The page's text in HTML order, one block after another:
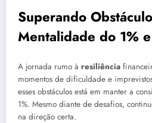
Superando
Mentalidade do 1%
A jornada rumo à resiliência
momentos de dificuldade e
esses obstáculos está em manter a
1%. Mesmo diante de desafios,
na direção certa.